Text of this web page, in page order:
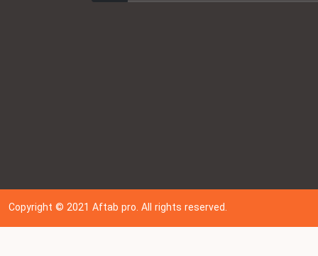
Copyright © 202 1Aftab pro. All rights reserved.